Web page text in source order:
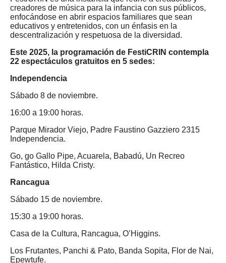
creadores de música para la infancia con sus públicos,
enfocándose en abrir espacios familiares que sean
educativos y entretenidos, con un énfasis en la
descentralización y respetuosa de la diversidad.
Este 2025, la programación de FestiCRIN contempla
22 espectáculos gratuitos en 5 sedes:
Independencia
Sábado 8 de noviembre.
16:00 a 19:00 horas.
Parque Mirador Viejo, Padre Faustino Gazziero 2315
Independencia.
Go, go Gallo Pipe, Acuarela, Babadú, Un Recreo
Fantástico, Hilda Cristy.
Rancagua
Sábado 15 de noviembre.
15:30 a 19:00 horas.
Casa de la Cultura, Rancagua, O’Higgins.
Los Frutantes, Panchi & Pato, Banda Sopita, Flor de Nai,
Epewtufe.